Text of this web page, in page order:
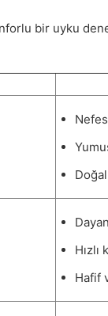
bir uyku
Hızlı
Hafif